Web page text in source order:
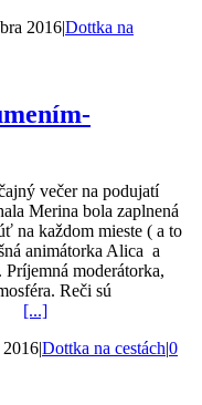
2016|Dottka na
večer na podujatí
Merina bola zaplnená
na každom mieste ( a to
animátorka Alica a
moderátorka,
Reči sú
[...]
2016|Dottka na cestách|0